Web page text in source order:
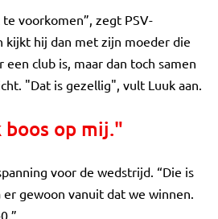
voorkomen”, zegt PSV-
kijkt hij dan met zijn moeder die
club is, maar dan toch samen
"Dat is gezellig", vult Luuk aan.
boos op mij."
voor de wedstrijd. “Die is
gewoon vanuit dat we winnen.